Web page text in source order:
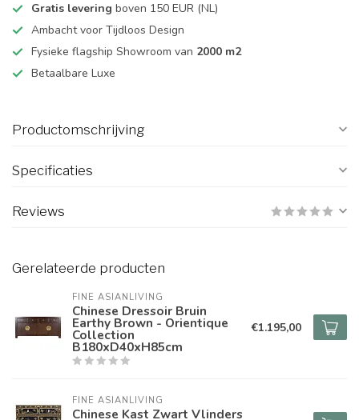
Gratis levering boven 150 EUR (NL)
Ambacht voor Tijdloos Design
Fysieke flagship Showroom van 2000 m2
Betaalbare Luxe
Productomschrijving
Specificaties
Reviews
Gerelateerde producten
FINE ASIANLIVING
Chinese Dressoir Bruin
Earthy Brown - Orientique
Collection
B180xD40xH85cm
€1.195,00
FINE ASIANLIVING
Chinese Kast Zwart Vlinders